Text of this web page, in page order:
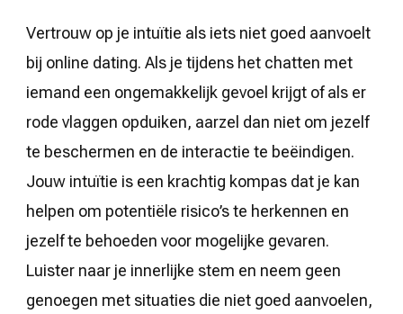
Vertrouw op je intuïtie als iets niet goed aanvoelt
bij online dating. Als je tijdens het chatten met
iemand een ongemakkelijk gevoel krijgt of als er
rode vlaggen opduiken, aarzel dan niet om jezelf
te beschermen en de interactie te beëindigen.
Jouw intuïtie is een krachtig kompas dat je kan
helpen om potentiële risico’s te herkennen en
jezelf te behoeden voor mogelijke gevaren.
Luister naar je innerlijke stem en neem geen
genoegen met situaties die niet goed aanvoelen,